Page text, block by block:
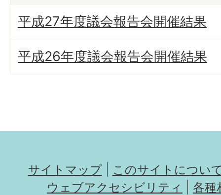
平成27年度議会報告会開催結果
平成26年度議会報告会開催結果
サイトマップ
このサイトについ
ウェブアクセシビリティ
各種